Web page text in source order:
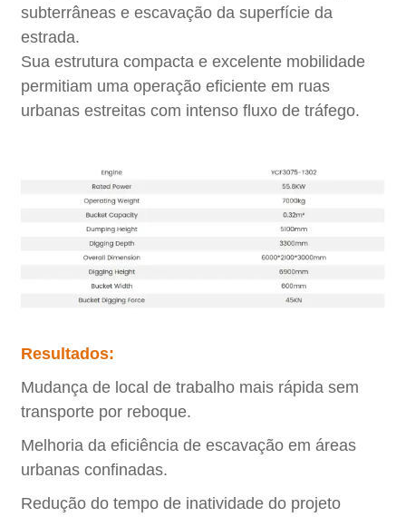
subterrâneas e escavação da superfície da
estrada.
Sua estrutura compacta e excelente mobilidade
permitiam uma operação eficiente em ruas
urbanas estreitas com intenso fluxo de tráfego.
Resultados:
Mudança de local de trabalho mais rápida sem
transporte por reboque.
Melhoria da eficiência de escavação em áreas
urbanas confinadas.
Redução do tempo de inatividade do projeto